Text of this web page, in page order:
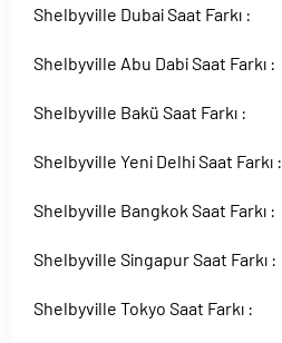
Shelbyville Dubai Saat Farkı :
Shelbyville Abu Dabi Saat Farkı :
Shelbyville Bakü Saat Farkı :
Shelbyville Yeni Delhi Saat Farkı :
Shelbyville Bangkok Saat Farkı :
Shelbyville Singapur Saat Farkı :
Shelbyville Tokyo Saat Farkı :